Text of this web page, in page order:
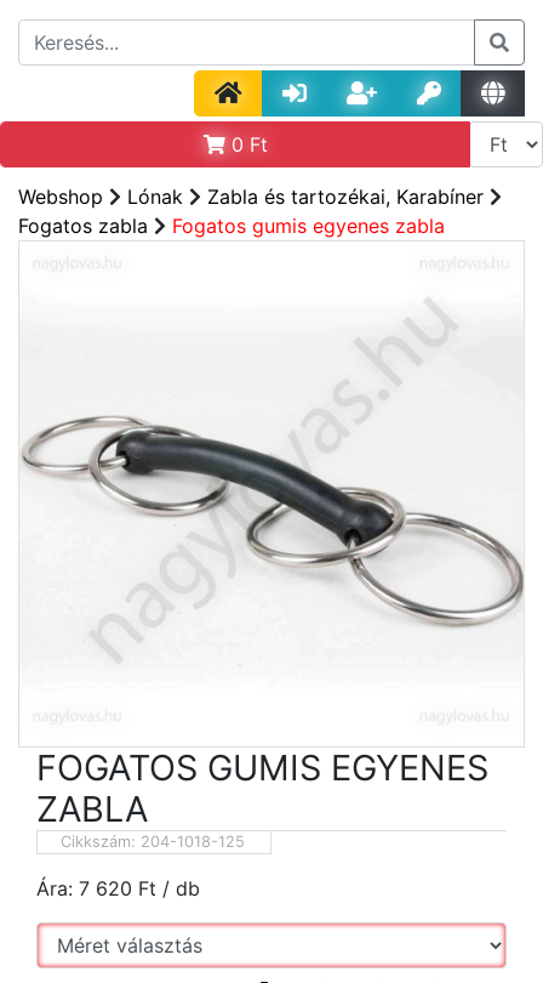
0 Ft
Webshop Lónak
Zabla és tartozékai, Karabíner
Fogatos zabla
Fogatos gumis egyenes zabla
FOGATOS GUMIS EGYENES
ZABLA
Cikkszám: 204-1018-125
Ára: 7 620 Ft / db